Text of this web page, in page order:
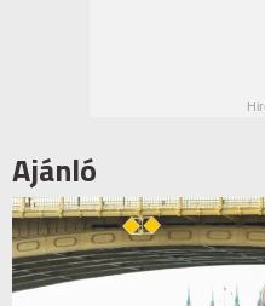
Ajánló